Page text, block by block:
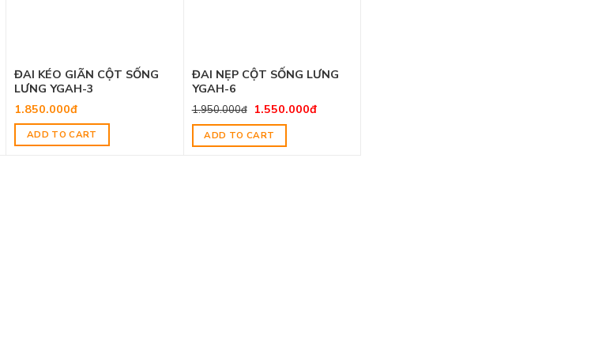
ĐAI KÉO GIÃN CỘT SỐNG
LƯNG YGAH-3
1.850.000đ
ADD TO CART
ĐAI NẸP CỘT SỐNG LƯNG
YGAH-6
1.950.000đ 1.550.000đ
ADD TO CART